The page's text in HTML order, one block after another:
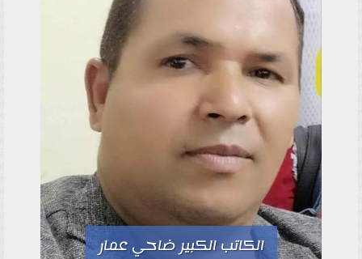
الكاتب الكبير ضاحي عمار